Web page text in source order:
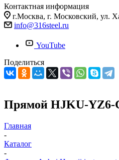
Контактная информация
г.Москва, г. Московский, ул.
info@316steel.ru
YouTube
Поделиться
Прямой HJKU-YZ6-
Главная
-
Каталог
-